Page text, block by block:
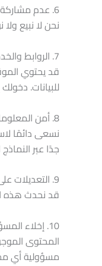
6. عدم مشاركة البيانات
نحن لا نبيع
7. الروابط والخدمات الخارجية
قد يحتوي
للبيانات.
8. أمن المعلومات
نسعى دائمًا
جدًا عبر
9. التعديلات على سياسة الخصوصية
قد نحدث هذه
10. إخلاء المسؤولية
المحتوى
مسؤولية أي